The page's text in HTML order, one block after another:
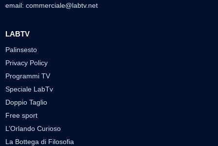
email: commerciale@labtv.net
LABTV
Palinsesto
Privacy Policy
Programmi TV
Speciale LabTv
Doppio Taglio
Free sport
L’Orlando Curioso
La Bottega di Filosofia